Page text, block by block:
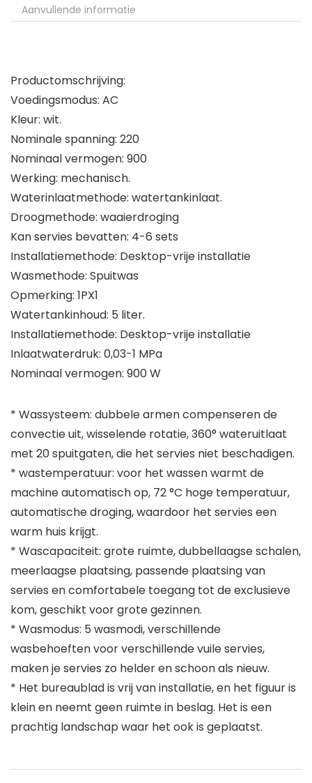
Aanvullende informatie
Productomschrijving:
Voedingsmodus: AC
Kleur: wit.
Nominale spanning: 220
Nominaal vermogen: 900
Werking: mechanisch.
Waterinlaatmethode: watertankinlaat.
Droogmethode: waaierdroging
Kan servies bevatten: 4-6 sets
Installatiemethode: Desktop-vrije installatie
Wasmethode: Spuitwas
Opmerking: 1PX1
Watertankinhoud: 5 liter.
Installatiemethode: Desktop-vrije installatie
Inlaatwaterdruk: 0,03-1 MPa
Nominaal vermogen: 900 W
* Wassysteem: dubbele armen compenseren de
convectie uit, wisselende rotatie, 360° wateruitlaat
met 20 spuitgaten, die het servies niet beschadigen.
* wastemperatuur: voor het wassen warmt de
machine automatisch op, 72 °C hoge temperatuur,
automatische droging, waardoor het servies een
warm huis krijgt.
* Wascapaciteit: grote ruimte, dubbellaagse schalen,
meerlaagse plaatsing, passende plaatsing van
servies en comfortabele toegang tot de exclusieve
kom, geschikt voor grote gezinnen.
* Wasmodus: 5 wasmodi, verschillende
wasbehoeften voor verschillende vuile servies,
maken je servies zo helder en schoon als nieuw.
* Het bureaublad is vrij van installatie, en het figuur is
klein en neemt geen ruimte in beslag. Het is een
prachtig landschap waar het ook is geplaatst.